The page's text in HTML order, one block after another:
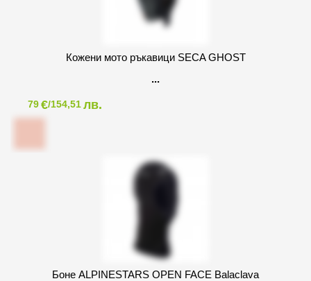
Кожени мото ръкавици SECA GHOST
79€/154,51лв.
Боне ALPINESTARS OPEN FACE Balaclava